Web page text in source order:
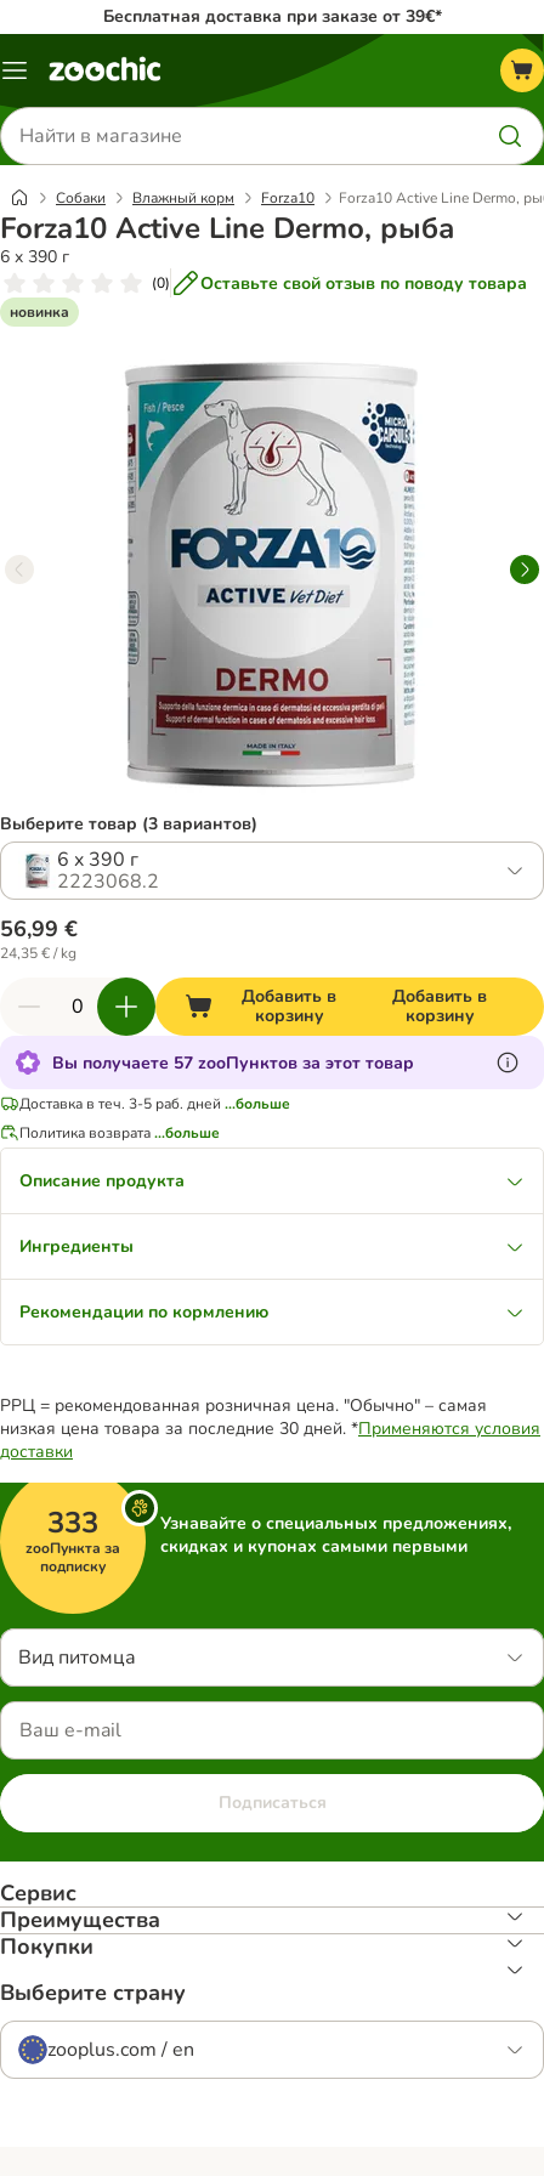
Бесплатная доставка при заказе от 39€*
Каталог
Поиск
товаров
Собаки Влажный корм Forza10 Forza10 Active Line Dermo,
Forza10 Active Line Dermo, рыба
6 x 390 г
(0) Оставьте свой отзыв по поводу товара
новинка
Выберите товар (3 вариантов)
6 x 390 г
2223068.2
56,99 €
24,35 € / kg
Добавить в
корзину
Добавить в
корзину
Вы получаете 57 zooПунктов за этот товар
Доставка в теч. 3-5 раб. дней ...больше
Политика возврата...больше
Описание продукта
Ингредиенты
Рекомендации по кормлению
РРЦ = рекомендованная розничная цена. "Обычно" – самая
низкая цена товара за последние 30 дней. *Применяются условия
доставки
333
zooПункта за
подписку
Узнавайте о специальных предложениях,
скидках и купонах самыми первыми
Вид питомца
Подписаться
Сервис
Преимуществa
Покупки
Выберите страну
zooplus.com / en